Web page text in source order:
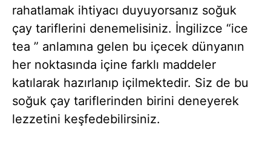
rahatlamak ihtiyacı duyuyorsanız soğuk
çay tariflerini denemelisiniz. İngilizce “ice
tea ” anlamına gelen bu içecek dünyanın
her noktasında içine farklı maddeler
katılarak hazırlanıp içilmektedir. Siz de bu
soğuk çay tariflerinden birini deneyerek
lezzetini keşfedebilirsiniz.